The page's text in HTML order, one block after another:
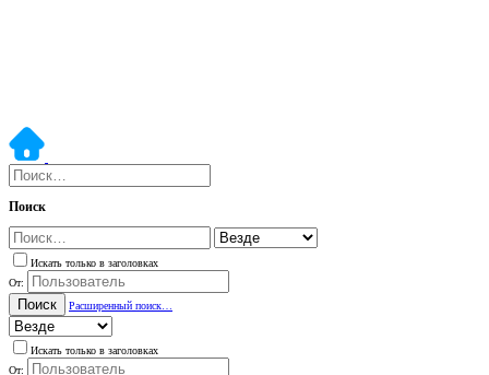
Поиск
Искать только в заголовках
От:
Поиск Расширенный поиск…
Искать только в заголовках
От: